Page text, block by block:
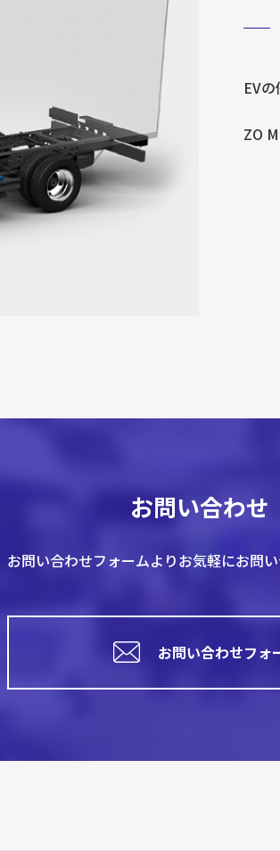
EV
ZO
お問い合わせ
お問い合わせフォームよりお気軽にお問
お問い合わせフォ